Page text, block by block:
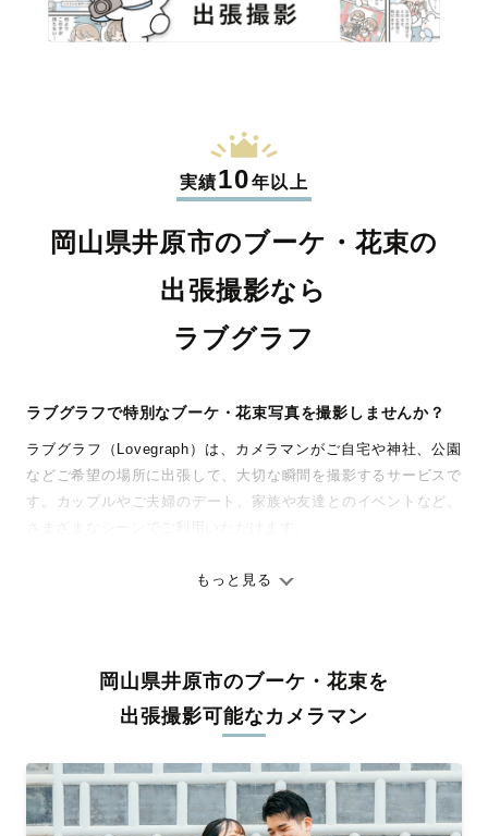
実績10年以上
岡山県井原市のブーケ・花束の
出張撮影なら
ラブグラフ
ラブグラフで特別なブーケ・花束写真を撮影しませんか？
ラブグラフ（Lovegraph）は、カメラマンがご自宅や神社、公園
などご希望の場所に出張して、大切な瞬間を撮影するサービスで
す。カップルやご夫婦のデート、家族や友達とのイベントなど、
ありのままの空気感を大切に、何十年経っても見返したくなるよ
料金は全国どこでも一律。わかりやすく安心の価格設定です。オ
リジナルの研修と厳正な審査に合格し、撮影技術やホスピタリテ
ィを身につけたプロのカメラマンが全国47都道府県に在籍してい
験をお届けします。
丁寧なレタッチで思い出を美しく仕上げます
もっと見る
岡山県井原市のブーケ・花束を
出張撮影可能なカメラマン